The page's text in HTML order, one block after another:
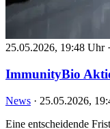
25.05.2026, 19:48 Uhr ·
ImmunityBio
News · 25.05.2026,
Eine entscheidende